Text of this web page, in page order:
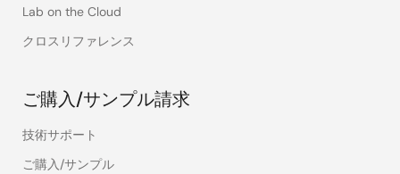
Lab on the Cloud
クロスリファレンス
ご購入/サンプル請求
技術サポート
ご購入/サンプル